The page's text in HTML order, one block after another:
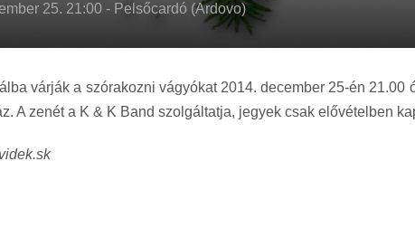
25. 21:00 - Pelsőcardó (Ardovo)
várják a szórakozni vágyókat 2014. december 25-én 21.00
A zenét a K & K Band szolgáltatja, jegyek csak elővételben